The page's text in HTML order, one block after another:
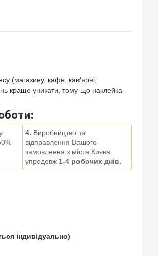
(магазину, кафе, кав'ярні,
краще уникати, тому що наклейка
4. Виробництво та
відправлення Вашого
замовлення з міста Києва
упродовж 1-4 робочих днів.
індивідуально)